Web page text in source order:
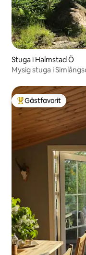
Stuga i Halmstad Ö
Mysig stuga i
Populär gästfavorit
Gästfavorit